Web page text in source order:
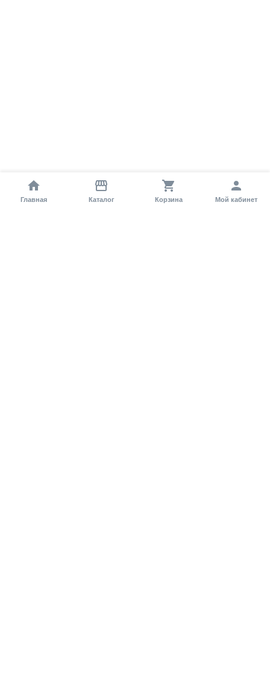
Главная Каталог Корзина Мой кабинет